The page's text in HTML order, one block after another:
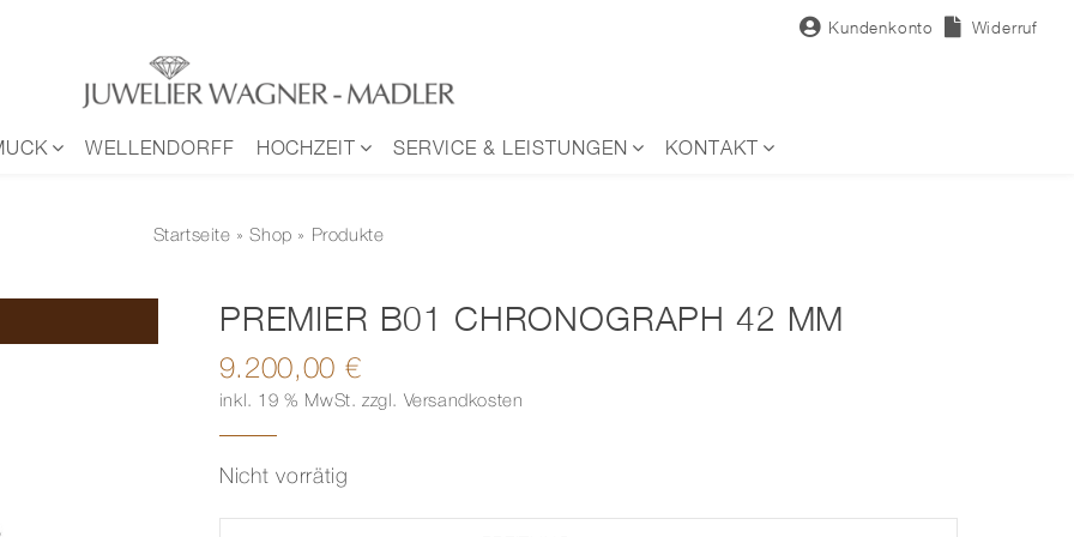
Kundenkonto Widerruf
WELLENDORFF HOCHZEIT SERVICE & LEISTUNGEN KONTAKT
Startseite »Shop » Produkte
PREMIER B01 CHRONOGRAPH 42 MM
9.200,00 €
inkl. 19 % MwSt. zzgl. Versandkosten
Nicht vorrätig